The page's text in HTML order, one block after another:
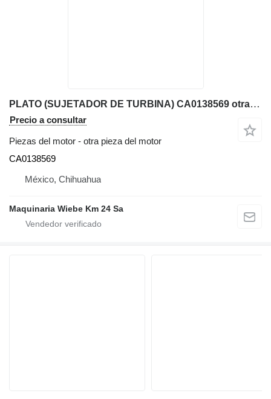
PLATO (SUJETADOR DE TURBINA) CA0138569 otra pieza del motor para Komatsu WB140-2 retroexcavadora
Precio a consultar
Piezas del motor - otra pieza del motor
CA0138569
México, Chihuahua
Maquinaria Wiebe Km 24 Sa